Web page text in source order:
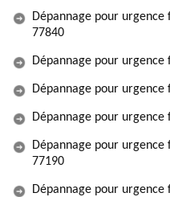
Dépannage pour
77840
Dépannage pour
Dépannage pour
Dépannage pour
Dépannage pour
77190
Dépannage pour